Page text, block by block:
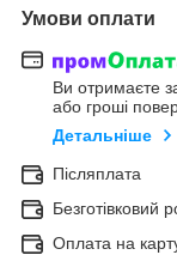
Умови оплати
Ви отримаєте
або гроші
Детальніше
Післяплата
Безготівковий
Оплата на